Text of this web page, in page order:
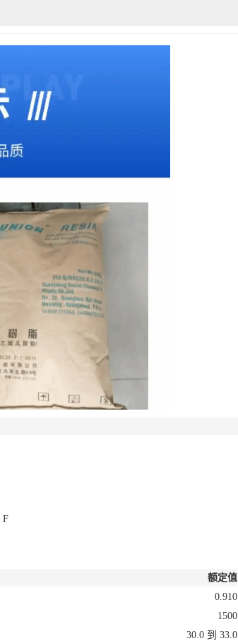
F
额定值
0.910
1500
30.0 到 33.0